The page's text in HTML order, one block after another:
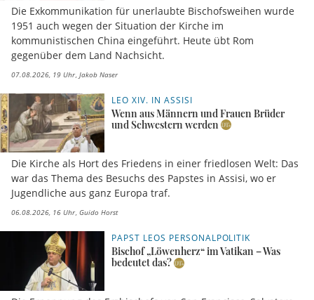
Die Exkommunikation für unerlaubte Bischofsweihen wurde
1951 auch wegen der Situation der Kirche im
kommunistischen China eingeführt. Heute übt Rom
gegenüber dem Land Nachsicht.
07.08.2026, 19 Uhr Jakob Naser
LEO XIV. IN ASSISI
Wenn aus Männern und Frauen Brüder
und Schwestern werden
Die Kirche als Hort des Friedens in einer friedlosen Welt: Das
war das Thema des Besuchs des Papstes in Assisi, wo er
Jugendliche aus ganz Europa traf.
06.08.2026, 16 Uhr Guido Horst
PAPST LEOS PERSONALPOLITIK
Bischof „Löwenherz“ im Vatikan – Was
bedeutet das?